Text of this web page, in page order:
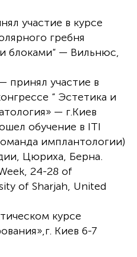
участие в курсе
гребня
блоками“ — Вильнюс,
принял участие в
“ Эстетика и
— г.Киев
обучение в ITI
имплантологии)
Цюриха, Берна.
24-28 of
of Sharjah, United
курсе
Киев 6-7